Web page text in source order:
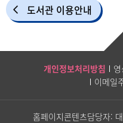
도서관 이용안내
개인정보처리방침
이메일
홈페이지콘텐츠담당자: